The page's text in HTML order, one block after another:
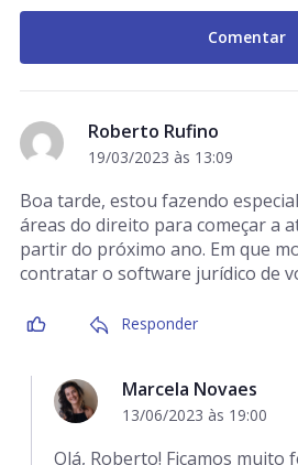
Roberto Rufino
19/03/2023 às 13:09
Boa tarde, estou fazendo
áreas do direito para começar a
partir do próximo ano. Em que
contratar o software jurídico de
Responder
Marcela Novaes
13/06/2023 às 19:00
Olá, Roberto! Ficamos muito